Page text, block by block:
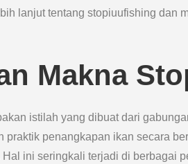
lanjut tentang stopiuufishing dan
Makna
istilah yang dibuat dari
praktik penangkapan ikan secara
ini seringkali terjadi di berbagai